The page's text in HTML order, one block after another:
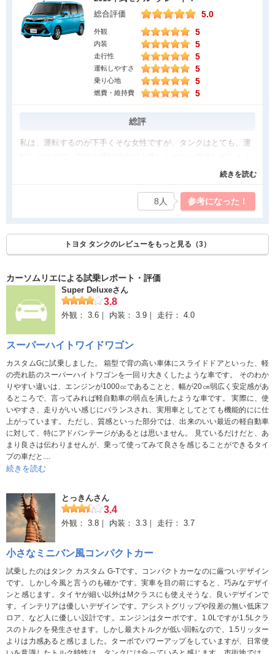
外見はまあまあ、気に入っています。
中身が割と広く感じるし、後部座席に2つ、
ドリンクとかお菓子が置ける簡易の置き場があって便利だなあと
友達を乗せた際も思っていたより広々と乗ってくれたので安心し
やはり魅力的ですね。
後、ネットで平均で乗っている燃費より悪く感じます。
自己判断ですが、運転にも気をつけていて、
ずっと11.8か11.9を彷徨っていますが、
これは平均的な数値なのかという点が個人的にとても気になって
います。
でも、全体的に見ると、購入してから長く乗っていける車だと思
総合評価
5.0
外観 5
内装 5
走行性 5
運転しやすさ 5
乗り心地 5
燃費・維持費 5
総評
私は、運転するのが下手くそな女性ですが、タンクはとても、運
ほどです！まず、車体の前方部分が短かめなデザインなので、狭
な窓もあるので右折、左折する時もよく確認できます。そして、
なんと言っても、バックモニター！！バックするのが苦手な私に
ては、前の席はもちろん文句なしですし、後ろの席も広々してい
て、くつろげる所が大変気に入っています！もう、タンク以外の
良かった点
小回りが効き、狭い道でも楽々方向転換が出来るところです！運
ターも強い味方です！
ますし、子供でも簡単にドアの開閉が出来て良いと思います。
後ろの席の入り口に手すりが付いているのも乗り降りし易くて良
いです！
前の座席は、ヒーターが付いているので冬の寒い日は、とても重
宝してます。寒がりの私にはとてもありがたいシステムですね。
タンクの全てが気に入っているので、気になった点は特にありま
配ではあります。（別に今までそのような事故や事故になりそう
だったことはありませんが…）そのほかは……無いですね！タン
ク最高です。欲を言えば、これは人それぞれ好みは別れるかと思
いますが、運転席と助手席の間に物を入れられるボックス収納が
付いてくると便利かな？と思います。タンクは本当に素晴らしい
車なので、色んな人におすすめしたいです！
続きを読む
参考になった！
8人
トヨタ タンクのレビューをもっと見る（3）
カーソムリエによる試乗レポート・評価
Super Deluxeさん
3.8
外観： 3.6 内装： 3.9 走行： 4.0
スーパーハイトワイドワゴン
カスタムGに試乗しました。 箱型で背の高い車体にスライドドアといった、軽
の売れ筋のスーパーハイトワゴンを一回り大きくしたような車です。 そのわか
りやすい違いは、エンジンが1000㏄であることと、幅が20㎝弱広く安定感があ
るところで、言ってみれば軽自動車の弱点を潰したような車です。 実際に、使
いやすさ、走りがいい感じにバランスされ、実用車としてとても機能的にに仕
上がっています。 ただし、質感といった部分では、出来のいい最近の軽自動車
に対して、特にアドバンテージがあるとは思いません。 見ているだけだと、あ
まり良さは伝わりませんが、乗って使ってみて良さを感じることができるタイ
プの車だと....
続きを読む
とっきんさん
3.4
外観： 3.8 内装： 3.3 走行： 3.7
小さなミニバン風コンパクトカー
試乗したのはタンク カスタム G-Tです。コンパクトカーなのに厳ついデザイン
です。しかし今風と言うのも確かです。実車を目の前にすると、巧みなデザイ
ンと感じます。タイヤが細い以外はMクラスにも使えそうな、良いデザインで
す。インテリアは優しいデザインです。アシストグリップや段差の無い低床フ
ロア、など人に優しい設計です。エンジンはターボです。1.0Lですが1.5Lクラ
スのトルクを発生させます。しかし最大トルクが低い回転なので、1.5リッター
よりは力感あると感じました。ターボでパワーアップをしていますが、日常使